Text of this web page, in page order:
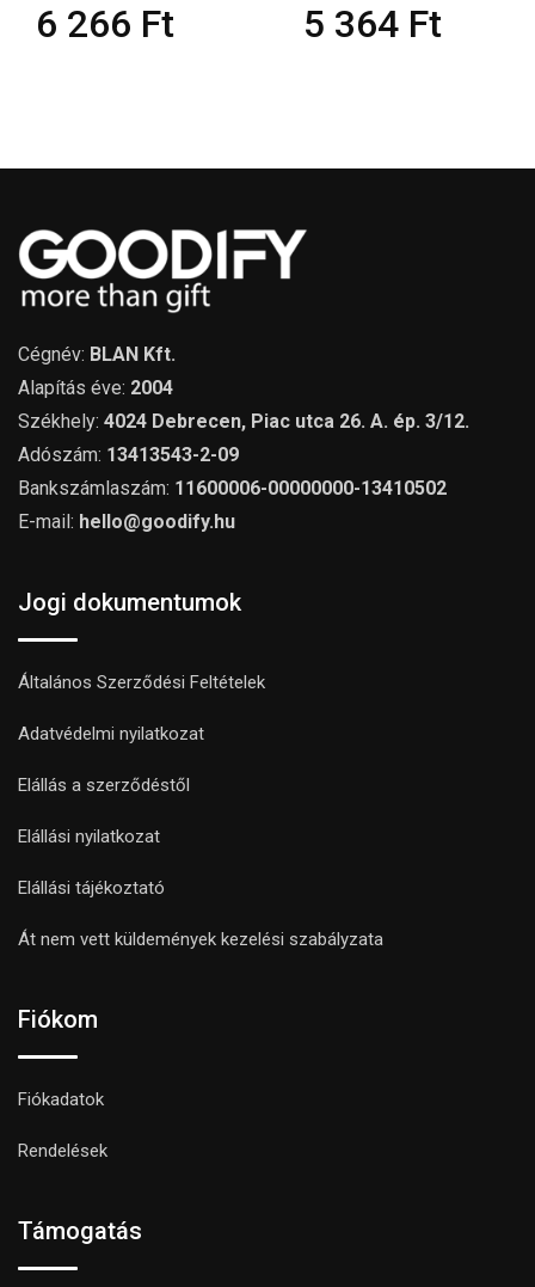
6 266 Ft 5 364 Ft
Cégnév: BLAN Kft.
Alapítás éve: 2004
Székhely: 4024 Debrecen, Piac utca 26. A. ép. 3/12.
Adószám: 13413543-2-09
Bankszámlaszám: 11600006-00000000-13410502
E-mail: hello@goodify.hu
Jogi dokumentumok
Általános Szerződési Feltételek
Adatvédelmi nyilatkozat
Elállás a szerződéstől
Elállási nyilatkozat
Elállási tájékoztató
Át nem vett küldemények kezelési szabályzata
Fiókom
Fiókadatok
Rendelések
Támogatás